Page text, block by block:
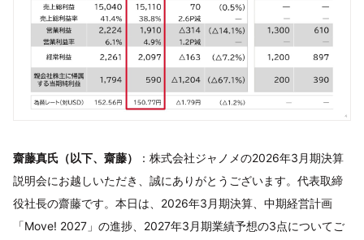
齋藤真氏（以下、齋藤）
：株式会社ジャノメの2026年3月期決算
説明会にお越しいただき、誠にありがとうございます。代表取締
役社長の齋藤です。本日は、2026年3月期決算、中期経営計画
「Move! 2027」の進捗、2027年3月期業績予想の3点についてご